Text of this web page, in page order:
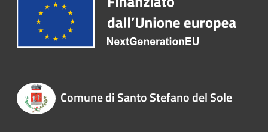
Comune di Santo Stefano del Sole